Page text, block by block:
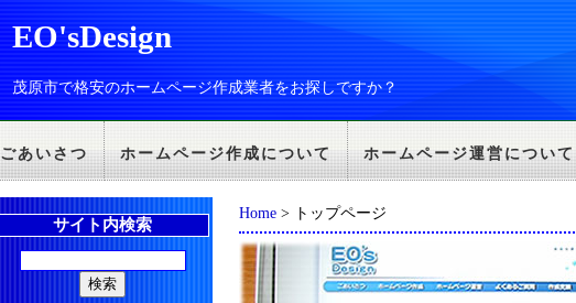
EO'sDesign
茂原市で格安のホームページ作成業者をお探しですか？
ごあいさつ ホームページ作成について ホームページ運営について
Home > トップページ
サイト内検索